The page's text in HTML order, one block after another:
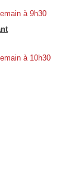
à 9h30
à 10h30